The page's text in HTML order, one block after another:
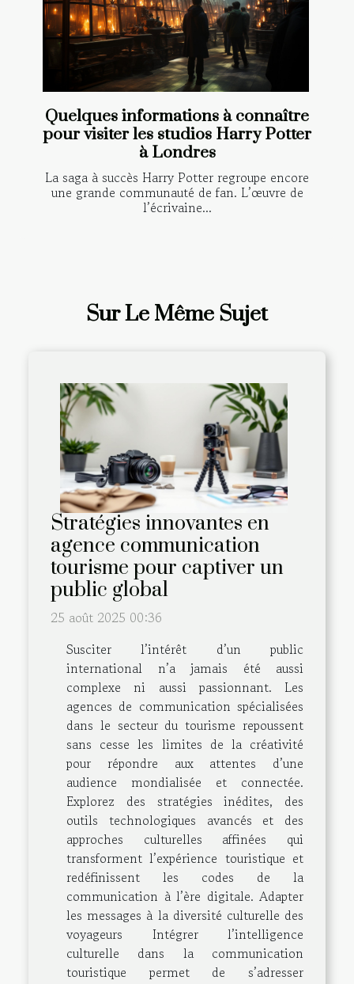
Quelques informations à connaître
pour visiter les studios Harry Potter
à Londres
La saga à succès Harry Potter regroupe encore
une grande communauté de fan. L’œuvre de
l’écrivaine...
Sur Le Même Sujet
Stratégies innovantes en
agence communication
tourisme pour captiver un
public global
25 août 2025 00:36
Susciter l’intérêt d’un public
international n’a jamais été aussi
complexe ni aussi passionnant. Les
agences de communication spécialisées
dans le secteur du tourisme repoussent
sans cesse les limites de la créativité
pour répondre aux attentes d’une
audience mondialisée et connectée.
Explorez des stratégies inédites, des
outils technologiques avancés et des
approches culturelles affinées qui
transforment l’expérience touristique et
redéfinissent les codes de la
communication à l’ère digitale. Adapter
les messages à la diversité culturelle des
voyageurs Intégrer l’intelligence
culturelle dans la communication
touristique permet de s’adresser